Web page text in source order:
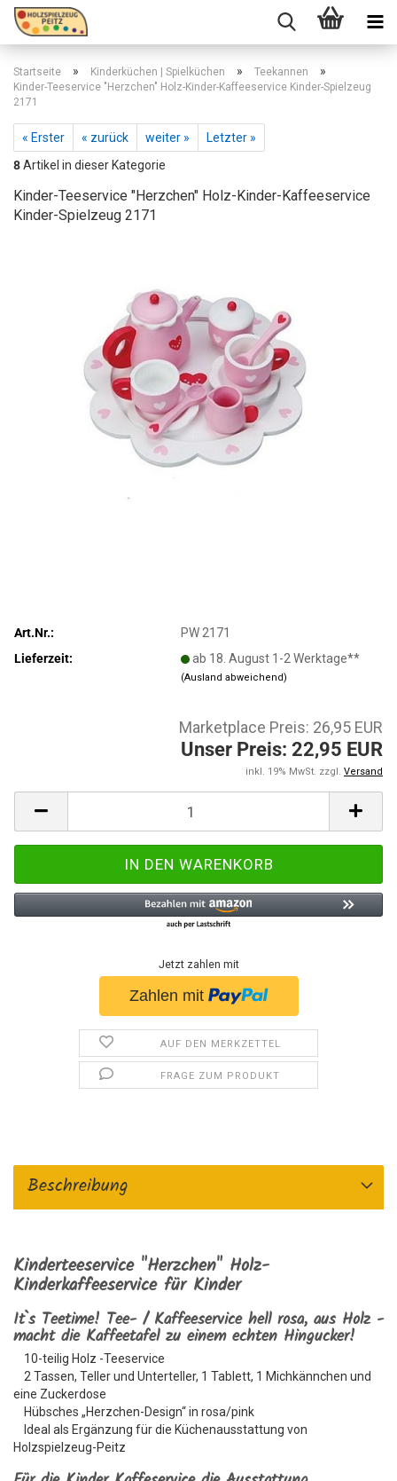
Startseite » Kinderküchen | Spielküchen » Teekannen »
Kinder-Teeservice "Herzchen" Holz-Kinder-Kaffeeservice Kinder-Spielzeug
2171
« Erster « zurück weiter »
Letzter »
8Artikel in dieser Kategorie
Kinder-Teeservice "Herzchen" Holz-Kinder-Kaffeeservice
Kinder-Spielzeug 2171
Art.Nr.:
PW 2171
Lieferzeit:
ab 18. August 1-2 Werktage**
(Ausland abweichend)
Marketplace Preis: 26,95 EUR
Unser Preis: 22,95 EUR
inkl. 19% MwSt. zzgl. Versand
Jetzt zahlen mit
AUF DEN MERKZETTEL
FRAGE ZUM PRODUKT
Beschreibung
Kinderteeservice "Herzchen" Holz-
Kinderkaffeeservice für Kinder
It`s Teetime! Tee- / Kaffeeservice hell rosa, aus Holz -
macht die Kaffeetafel zu einem echten Hingucker!
10-teilig Holz -Teeservice
2 Tassen, Teller und Unterteller, 1 Tablett, 1 Michkännchen und
eine Zuckerdose
Hübsches „Herzchen-Design“ in rosa/pink
Ideal als Ergänzung für die Küchenausstattung von
Holzspielzeug-Peitz